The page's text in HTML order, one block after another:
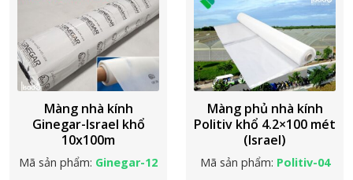
Màng nhà kính
Ginegar-Israel khổ
10x100m
Mã sản phẩm: Ginegar-12
Màng phủ nhà kính
Politiv khổ 4.2×100 mét
(Israel)
Mã sản phẩm: Politiv-04